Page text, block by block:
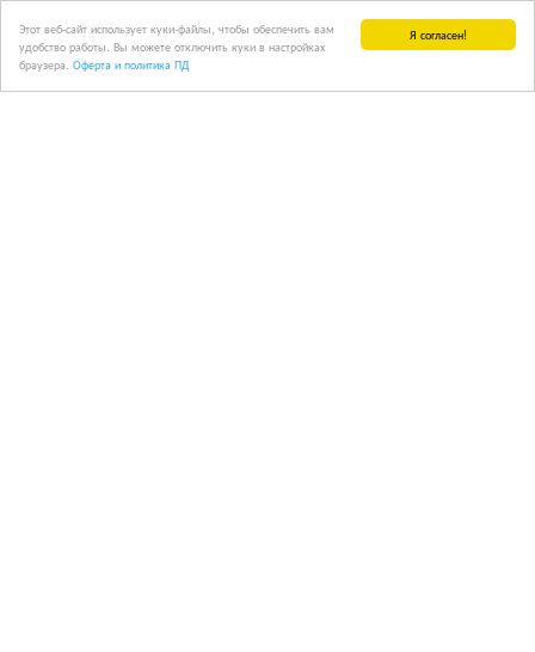
Я согласен!
Этот веб-сайт использует куки-файлы, чтобы обеспечить вам
удобство работы. Вы можете отключить куки в настройках
браузера. Оферта и политика ПД